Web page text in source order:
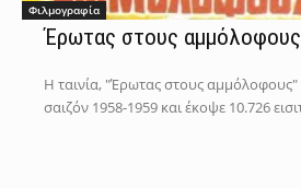
Φιλμογραφία
Έρωτας στους
Η ταινία, "Έρωτας στους
σαιζόν 1958-1959 και έκοψε 10.726